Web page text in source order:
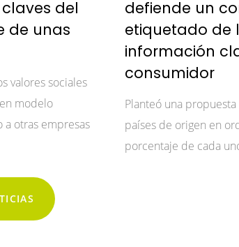
del
de unas
valores sociales
modelo
otras empresas
defiende un
etiquetado de
información
consumidor
Planteó una
países de origen en
porcentaje de cada